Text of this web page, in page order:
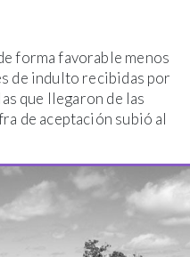
forma favorable menos
de indulto recibidas por
que llegaron de las
de aceptación subió al